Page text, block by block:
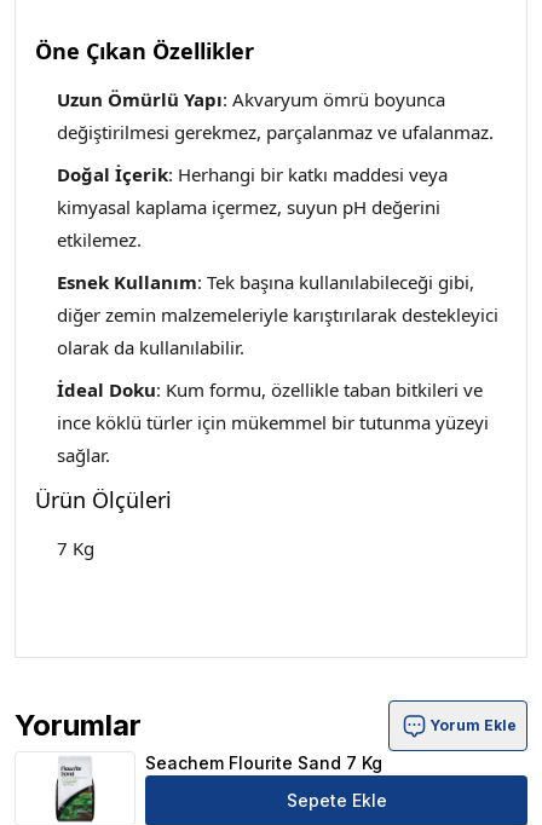
Öne Çıkan Özellikler
Uzun Ömürlü Yapı: Akvaryum ömrü boyunca
değiştirilmesi gerekmez, parçalanmaz ve ufalanmaz.
Doğal İçerik: Herhangi bir katkı maddesi veya
kimyasal kaplama içermez, suyun pH değerini
etkilemez.
Esnek Kullanım: Tek başına kullanılabileceği gibi,
diğer zemin malzemeleriyle karıştırılarak destekleyici
olarak da kullanılabilir.
İdeal Doku: Kum formu, özellikle taban bitkileri ve
ince köklü türler için mükemmel bir tutunma yüzeyi
sağlar.
Ürün Ölçüleri
7 Kg
Yorumlar
Seachem Flourite Sand 7 Kg Ürün Yorumları
Yorum Ekle
Seachem Flourite Sand 7 Kg
Sepete Ekle